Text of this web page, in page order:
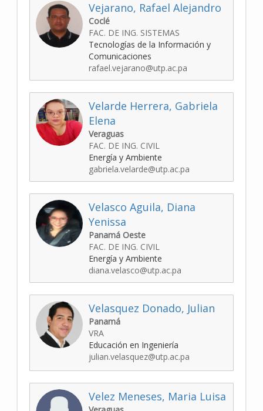
Vejarano, Rafael Alejandro
Coclé
FAC. DE ING. SISTEMAS
Tecnologías de la Información y
Comunicaciones
rafael.vejarano@utp.ac.pa
Velarde Herrera, Gabriela
Elena
Veraguas
FAC. DE ING. CIVIL
Energía y Ambiente
gabriela.velarde@utp.ac.pa
Velasco Aguila, Diana
Yenissa
Panamá Oeste
FAC. DE ING. CIVIL
Energía y Ambiente
diana.velasco@utp.ac.pa
Velasquez Donado, Julian
Panamá
VRA
Educación en Ingeniería
julian.velasquez@utp.ac.pa
Velez Meneses, Maria Luisa